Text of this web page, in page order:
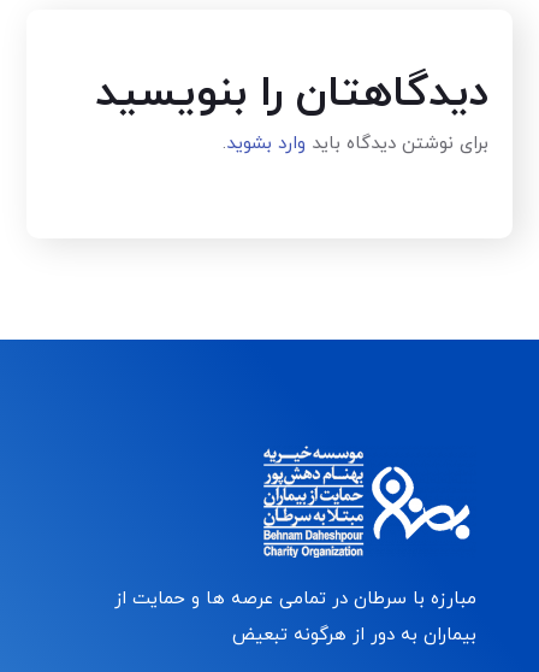
دیدگاهتان را بنویسید
برای نوشتن دیدگاه باید وارد بشوید.
مبارزه با سرطان در تمامی عرصه ها و حمایت از
بیماران به دور از هرگونه تبعیض